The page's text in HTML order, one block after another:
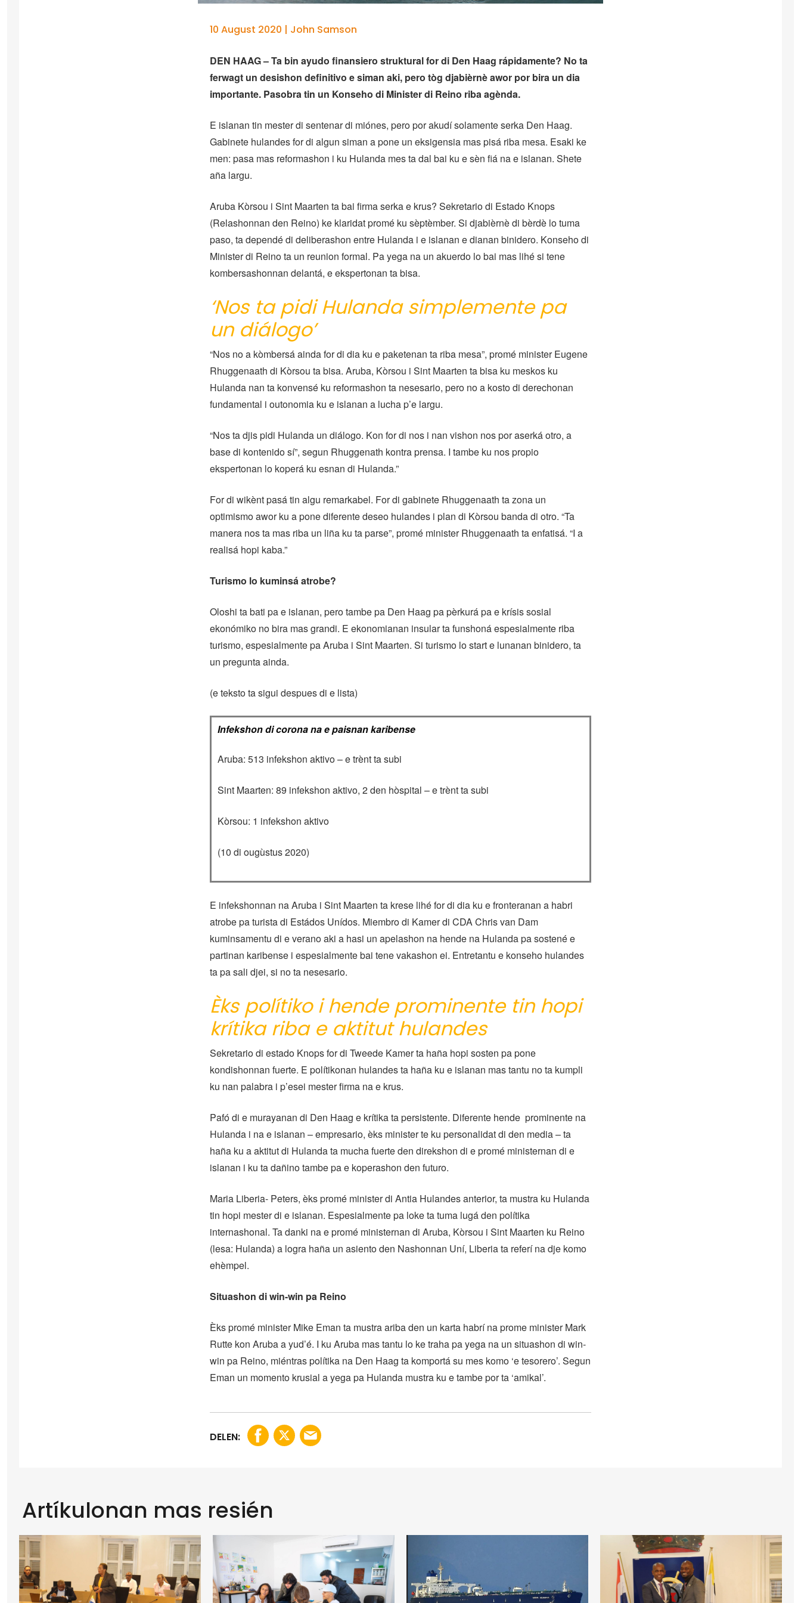
10 August 2020 | John Samson
DEN HAAG – Ta bin ayudo finansiero struktural for di Den Haag rápidamente? No ta
ferwagt un desishon definitivo e siman aki, pero tòg djabièrnè awor por bira un dia
importante. Pasobra tin un Konseho di Minister di Reino riba agènda.
E islanan tin mester di sentenar di miónes, pero por akudí solamente serka Den Haag.
Gabinete hulandes for di algun siman a pone un eksigensia mas pisá riba mesa. Esaki ke
men: pasa mas reformashon i ku Hulanda mes ta dal bai ku e sèn fiá na e islanan. Shete
aña largu.
Aruba Kòrsou i Sint Maarten ta bai firma serka e krus? Sekretario di Estado Knops
(Relashonnan den Reino) ke klaridat promé ku sèptèmber. Si djabièrnè di bèrdè lo tuma
paso, ta dependé di deliberashon entre Hulanda i e islanan e dianan binidero. Konseho di
Minister di Reino ta un reunion formal. Pa yega na un akuerdo lo bai mas lihé si tene
kombersashonnan delantá, e ekspertonan ta bisa.
‘Nos ta pidi Hulanda simplemente pa
un diálogo’
“Nos no a kòmbersá ainda for di dia ku e paketenan ta riba mesa”, promé minister Eugene
Rhuggenaath di Kòrsou ta bisa. Aruba, Kòrsou i Sint Maarten ta bisa ku meskos ku
Hulanda nan ta konvensé ku reformashon ta nesesario, pero no a kosto di derechonan
fundamental i outonomia ku e islanan a lucha p’e largu.
“Nos ta djis pidi Hulanda un diálogo. Kon for di nos i nan vishon nos por aserká otro, a
base di kontenido sí”, segun Rhuggenath kontra prensa. I tambe ku nos propio
ekspertonan lo koperá ku esnan di Hulanda.”
For di wikènt pasá tin algu remarkabel. For di gabinete Rhuggenaath ta zona un
optimismo awor ku a pone diferente deseo hulandes i plan di Kòrsou banda di otro. “Ta
manera nos ta mas riba un liña ku ta parse”, promé minister Rhuggenaath ta enfatisá. “I a
realisá hopi kaba.”
Turismo lo kuminsá atrobe?
Oloshi ta bati pa e islanan, pero tambe pa Den Haag pa pèrkurá pa e krísis sosial
ekonómiko no bira mas grandi. E ekonomianan insular ta funshoná espesialmente riba
turismo, espesialmente pa Aruba i Sint Maarten. Si turismo lo start e lunanan binidero, ta
un pregunta ainda.
(e teksto ta sigui despues di e lista)
Infekshon di corona na e paisnan karibense
Aruba: 513 infekshon aktivo – e trènt ta subi
Sint Maarten: 89 infekshon aktivo, 2 den hòspital – e trènt ta subi
Kòrsou: 1 infekshon aktivo
(10 di ougùstus 2020)
E infekshonnan na Aruba i Sint Maarten ta krese lihé for di dia ku e fronteranan a habri
atrobe pa turista di Estádos Unídos. Miembro di Kamer di CDA Chris van Dam
kuminsamentu di e verano aki a hasi un apelashon na hende na Hulanda pa sostené e
partinan karibense i espesialmente bai tene vakashon ei. Entretantu e konseho hulandes
ta pa sali djei, si no ta nesesario.
Èks polítiko i hende prominente tin hopi
krítika riba e aktitut hulandes
Sekretario di estado Knops for di Tweede Kamer ta haña hopi sosten pa pone
kondishonnan fuerte. E polítikonan hulandes ta haña ku e islanan mas tantu no ta kumpli
ku nan palabra i p’esei mester firma na e krus.
Pafó di e murayanan di Den Haag e krítika ta persistente. Diferente hende prominente na
Hulanda i na e islanan – empresario, èks minister te ku personalidat di den media – ta
haña ku a aktitut di Hulanda ta mucha fuerte den direkshon di e promé ministernan di e
islanan i ku ta dañino tambe pa e koperashon den futuro.
Maria Liberia- Peters, èks promé minister di Antia Hulandes anterior, ta mustra ku Hulanda
tin hopi mester di e islanan. Espesialmente pa loke ta tuma lugá den polítika
internashonal. Ta danki na e promé ministernan di Aruba, Kòrsou i Sint Maarten ku Reino
(lesa: Hulanda) a logra haña un asiento den Nashonnan Uní, Liberia ta referí na dje komo
ehèmpel.
Situashon di win-win pa Reino
Èks promé minister Mike Eman ta mustra ariba den un karta habrí na prome minister Mark
Rutte kon Aruba a yud’é. I ku Aruba mas tantu lo ke traha pa yega na un situashon di win-
win pa Reino, miéntras polítika na Den Haag ta komportá su mes komo ‘e tesorero’. Segun
Eman un momento krusial a yega pa Hulanda mustra ku e tambe por ta ‘amikal’.
DELEN:
Artíkulonan mas resién